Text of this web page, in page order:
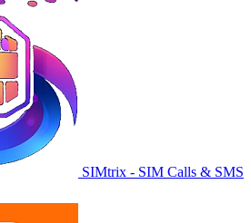
SIMtrix - SIM Calls & SMS